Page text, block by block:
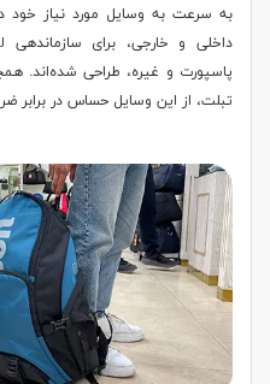
به سرعت به وسایل مورد نیاز
داخلی و خارجی، برای سازماندهی
پاسپورت و غیره، طراحی شده‌اند.
تبلت، از این وسایل حساس در